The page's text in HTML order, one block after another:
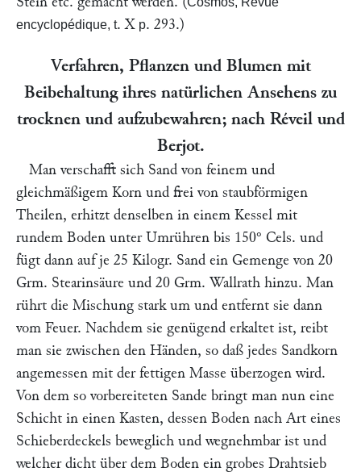
encyclopédique, t. X p. 293.)
Verfahren, Pflanzen und Blumen mit
Beibehaltung ihres natürlichen Ansehens zu
trocknen und aufzubewahren; nach Réveil und
Berjot.
Man verschafft sich Sand von feinem und
gleichmäßigem Korn und frei von staubförmigen
Theilen, erhitzt denselben in einem Kessel mit
rundem Boden unter Umrühren bis 150° Cels. und
fügt dann auf je 25 Kilogr. Sand ein Gemenge von 20
Grm. Stearinsäure und 20 Grm. Wallrath hinzu. Man
rührt die Mischung stark um und entfernt sie dann
vom Feuer. Nachdem sie genügend erkaltet ist, reibt
man sie zwischen den Händen, so daß jedes Sandkorn
angemessen mit der fettigen Masse überzogen wird.
Von dem so vorbereiteten Sande bringt man nun eine
Schicht in einen Kasten, dessen Boden nach Art eines
Schieberdeckels beweglich und wegnehmbar ist und
welcher dicht über dem Boden ein grobes Drahtsieb